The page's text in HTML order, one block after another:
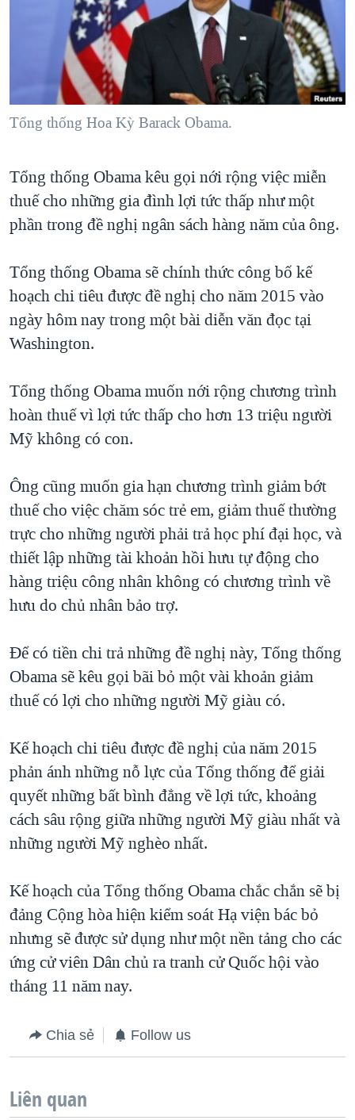
NGƯỜI VIỆT HẢI NGOẠI
ĐỜI SỐNG
KINH TẾ
KHOA HỌC
SỨC KHOẺ
THỂ THAO
GIÁO DỤC
HÀNH TRÌNH BẦU CỬ 2024
MỘT NĂM CHIẾN TRANH TẠI DẢI GAZA
GIẢI MÃ VÀNH ĐAI & CON ĐƯỜNG
NGÀY TỊ NẠN THẾ GIỚI
GROUND ZERO – XƯA VÀ NAY
CHI PHÍ CHIẾN TRANH AFGHANISTAN
CÁC GIÁ TRỊ CỘNG HÒA Ở VIỆT NAM
TRỊNH VĨNH BÌNH VS. CHÍNH PHỦ VIỆT NAM
NGƯ DÂN VIỆT VÀ LÀN SÓNG TRỘM HẢI SÂM
BÊN KIA QUỐC LỘ: TIẾNG VỌNG TỪ NÔNG THÔN MỸ
MẠNG XÃ HỘI
Tổng thống Hoa Kỳ Barack Obama.
Tổng thống Obama kêu gọi nới rộng việc miễn
thuế cho những gia đình lợi tức thấp như một
phần trong đề nghị ngân sách hàng năm của ông.
Tổng thống Obama sẽ chính thức công bố kế
hoạch chi tiêu được đề nghị cho năm 2015 vào
ngày hôm nay trong một bài diễn văn đọc tại
Washington.
Tổng thống Obama muốn nới rộng chương trình
hoàn thuế vì lợi tức thấp cho hơn 13 triệu người
Mỹ không có con.
Ông cũng muốn gia hạn chương trình giảm bớt
thuế cho việc chăm sóc trẻ em, giảm thuế thường
trực cho những người phải trả học phí đại học, và
thiết lập những tài khoản hồi hưu tự động cho
hàng triệu công nhân không có chương trình về
hưu do chủ nhân bảo trợ.
Để có tiền chi trả những đề nghị này, Tổng thống
Obama sẽ kêu gọi bãi bỏ một vài khoản giảm
thuế có lợi cho những người Mỹ giàu có.
Kế hoạch chi tiêu được đề nghị của năm 2015
phản ánh những nỗ lực của Tổng thống để giải
quyết những bất bình đẳng về lợi tức, khoảng
cách sâu rộng giữa những người Mỹ giàu nhất và
những người Mỹ nghèo nhất.
Kế hoạch của Tổng thống Obama chắc chắn sẽ bị
đảng Cộng hòa hiện kiểm soát Hạ viện bác bỏ
nhưng sẽ được sử dụng như một nền tảng cho các
ứng cử viên Dân chủ ra tranh cử Quốc hội vào
tháng 11 năm nay.
Chia sẻ Follow us
Liên quan